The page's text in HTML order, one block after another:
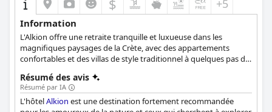
$ +5
Information
L'Alkion offre une retraite tranquille et luxueuse dans les
magnifiques paysages de la Crète, avec des appartements
confortables et des villas de style traditionnel à quelques pas du
magnifiques sur la mer et les montagnes blanches, tandis que la
présence d'une piscine extérieure renforce l'expérience de la
relaxation. Niché dans le village pittoresque de Kalamitsi-
Résumé des avis
Résumé par IA
L'hôtelAlkion est une destination fortement recommandée